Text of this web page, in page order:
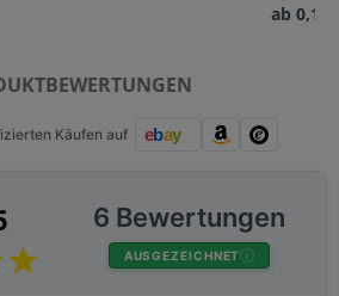
ab 0,18
Käufen auf
6 Bewertungen
AUSGEZEICHNET